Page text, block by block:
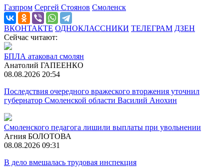
Газпром Сергей Стоянов Смоленск
ВКОНТАКТЕ ОДНОКЛАССНИКИ ТЕЛЕГРАМ ДЗЕН
Сейчас читают:
БПЛА атаковал смолян
Анатолий ГАПЕЕНКО
08.08.2026 20:54
Последствия очередного вражеского вторжения уточнил
губернатор Смоленской области Василий Анохин
Смоленского педагога лишили выплаты при увольнении
Агния БОЛОТОВА
08.08.2026 09:31
В дело вмешалась трудовая инспекция